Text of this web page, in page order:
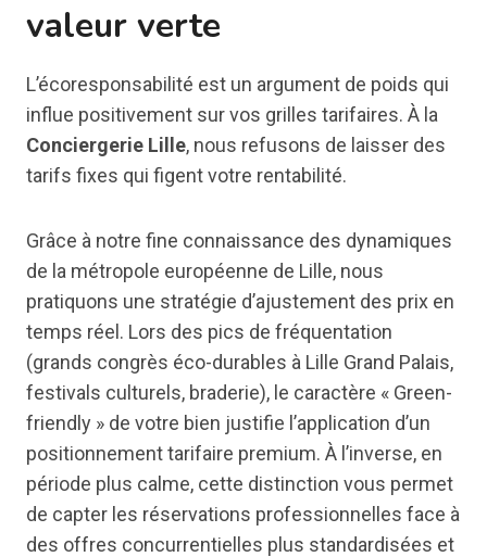
valeur verte
L’écoresponsabilité est un argument de poids qui
influe positivement sur vos grilles tarifaires. À la
Conciergerie Lille, nous refusons de laisser des
tarifs fixes qui figent votre rentabilité.
Grâce à notre fine connaissance des dynamiques
de la métropole européenne de Lille, nous
pratiquons une stratégie d’ajustement des prix en
temps réel. Lors des pics de fréquentation
(grands congrès éco-durables à Lille Grand Palais,
festivals culturels, braderie), le caractère « Green-
friendly » de votre bien justifie l’application d’un
positionnement tarifaire premium. À l’inverse, en
période plus calme, cette distinction vous permet
de capter les réservations professionnelles face à
des offres concurrentielles plus standardisées et